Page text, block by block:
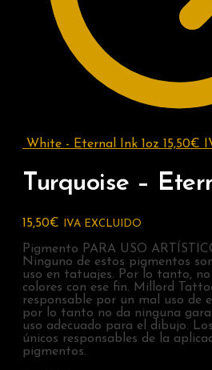
White - Eternal Ink 1oz 15,50€
Turquoise –
15,50€ IVA EXCLUIDO
Pigmento PARA USO
Ninguno de estos pigmentos
uso en tatuajes. Por lo tanto,
colores con ese fin. Millord
responsable por un mal uso de
por lo tanto no da ninguna
uso adecuado para el dibujo.
únicos responsables de la
pigmentos.